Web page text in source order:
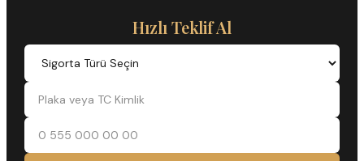
Hızlı Teklif Al
Sigorta Türü Seçin
Plaka veya TC Kimlik
Telefon Numaranız